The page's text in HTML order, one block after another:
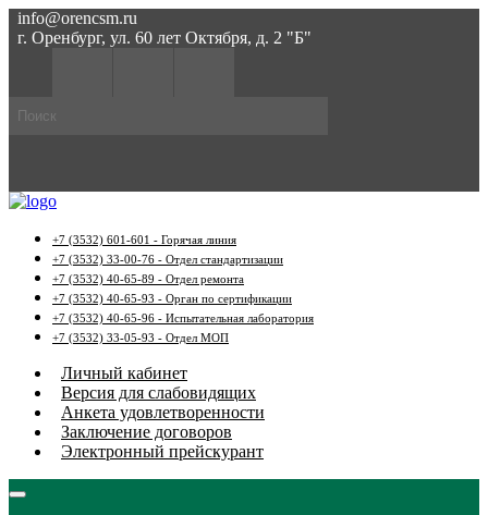
info@orencsm.ru
г. Оренбург, ул. 60 лет Октября, д. 2 "Б"
+7 (3532) 601-601 - Горячая линия
+7 (3532) 33-00-76 - Отдел стандартизации
+7 (3532) 40-65-89 - Отдел ремонта
+7 (3532) 40-65-93 - Орган по сертификации
+7 (3532) 40-65-96 - Испытательная лаборатория
+7 (3532) 33-05-93 - Отдел МОП
Личный кабинет
Версия для слабовидящих
Анкета удовлетворенности
Заключение договоров
Электронный прейскурант